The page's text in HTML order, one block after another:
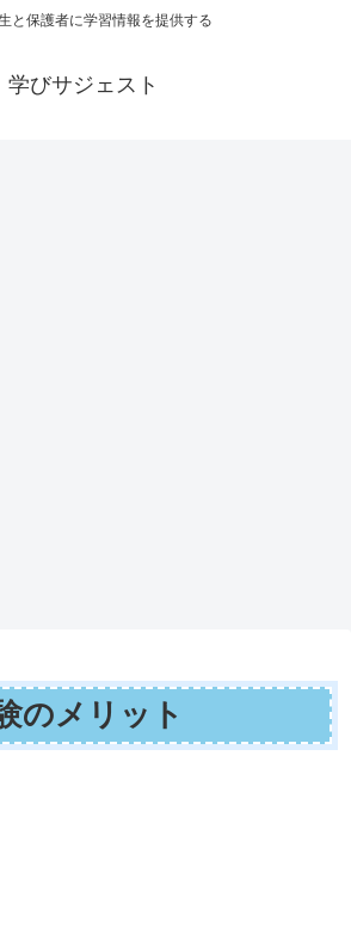
と保護者に学習情報を提供する
学びサジェスト
のメリット